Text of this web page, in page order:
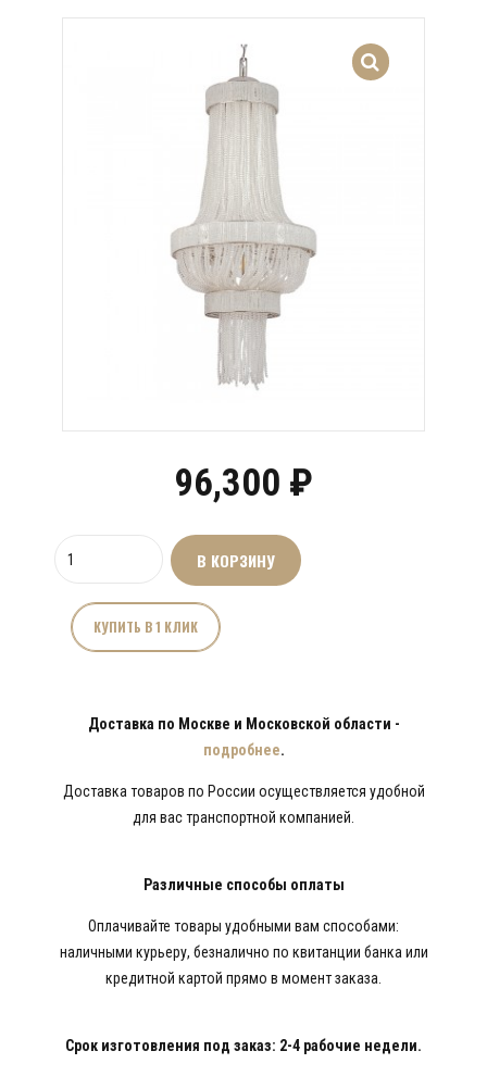
96,300 ₽
Количество
Потолочный
подвесной
светильник
В КОРЗИНУ
КУПИТЬ В 1 КЛИК
Доставка по Москве и Московской области -
подробнее.
Доставка товаров по России осуществляется удобной
для вас транспортной компанией.
Различные способы оплаты
Оплачивайте товары удобными вам способами:
наличными курьеру, безналично по квитанции банка или
кредитной картой прямо в момент заказа.
Срок изготовления под заказ: 2-4 рабочие недели.